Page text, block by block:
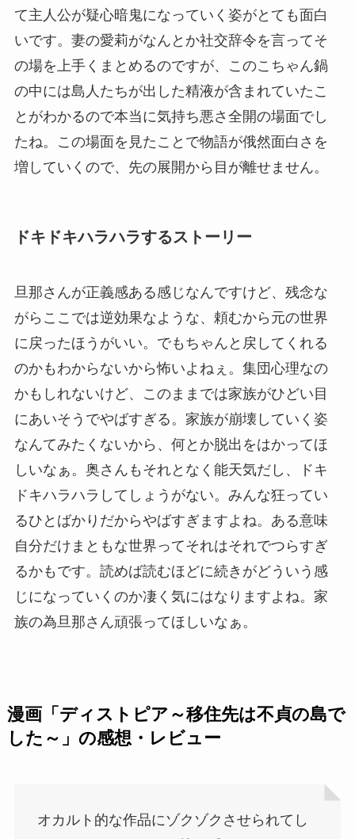
て主人公が疑心暗鬼になっていく姿がとても面白
いです。妻の愛莉がなんとか社交辞令を言ってそ
の場を上手くまとめるのですが、このこちゃん鍋
の中には島人たちが出した精液が含まれていたこ
とがわかるので本当に気持ち悪さ全開の場面でし
たね。この場面を見たことで物語が俄然面白さを
増していくので、先の展開から目が離せません。
ドキドキハラハラするストーリー
旦那さんが正義感ある感じなんですけど、残念な
がらここでは逆効果なような、頼むから元の世界
に戻ったほうがいい。でもちゃんと戻してくれる
のかもわからないから怖いよねぇ。集団心理なの
かもしれないけど、このままでは家族がひどい目
にあいそうでやばすぎる。家族が崩壊していく姿
なんてみたくないから、何とか脱出をはかってほ
しいなぁ。奥さんもそれとなく能天気だし、ドキ
ドキハラハラしてしょうがない。みんな狂ってい
るひとばかりだからやばすぎますよね。ある意味
自分だけまともな世界ってそれはそれでつらすぎ
るかもです。読めば読むほどに続きがどういう感
じになっていくのか凄く気にはなりますよね。家
族の為旦那さん頑張ってほしいなぁ。
漫画「ディストピア～移住先は不貞の島で
した～」の感想・レビュー
オカルト的な作品にゾクゾクさせられてし